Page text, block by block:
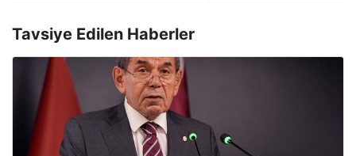
Tavsiye Edilen Haberler